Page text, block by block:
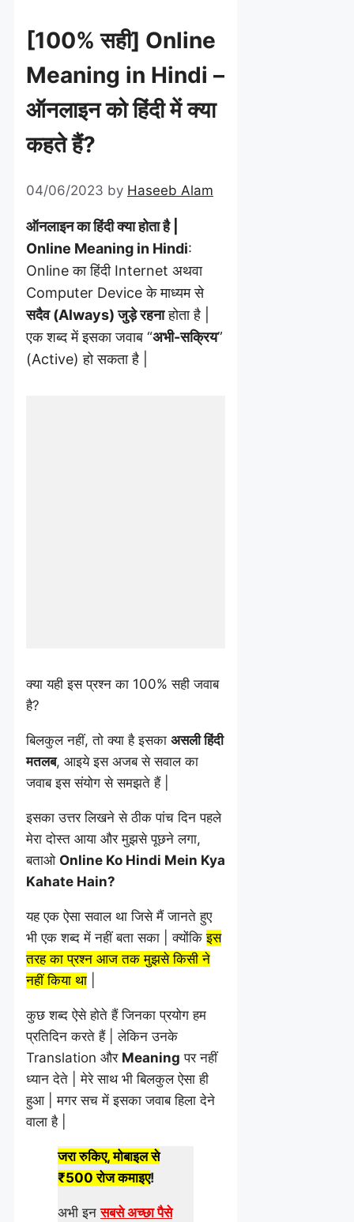
[100% सही] Online
Meaning in Hindi –
ऑनलाइन को हिंदी में क्या
कहते हैं?
04/06/2023 by Haseeb Alam
ऑनलाइन का हिंदी क्या होता है |
Online Meaning in Hindi:
Online का हिंदी Internet अथवा
Computer Device के माध्यम से
सदैव (Always) जुड़े रहनाहोता है |
एक शब्द में इसका जवाब “अभी-सक्रिय”
(Active) हो सकता है |
क्या यही इस प्रश्न का 100% सही जवाब
है?
बिलकुल नहीं, तो क्या है इसका असली हिंदी
मतलब, आइये इस अजब से सवाल का
जवाब इस संयोग से समझते हैं |
इसका उत्तर लिखने से ठीक पांच दिन पहले
मेरा दोस्त आया और मुझसे पूछने लगा,
बताओ Online Ko Hindi Mein Kya
Kahate Hain?
यह एक ऐसा सवाल था जिसे मैं जानते हुए
भी एक शब्द में नहीं बता सका | क्योंकिइस
तरह का प्रश्न आज तक मुझसे किसी ने
नहीं किया था
कुछ शब्द ऐसे होते हैं जिनका प्रयोग हम
प्रतिदिन करते हैं | लेकिन उनके
Translation और Meaning पर नहीं
ध्यान देते | मेरे साथ भी बिलकुल ऐसा ही
हुआ | मगर सच में इसका जवाब हिला देने
वाला है |
जरा रुकिए, मोबाइल से
₹500 रोज कमाइए!
अभी इनसबसे अच्छा पैसे